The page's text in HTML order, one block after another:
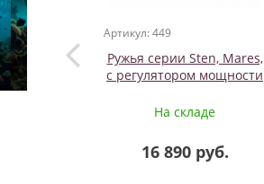
Артикул: 449
Ружья серии Sten, Mares,
с регулятором мощности
На складе
16 890 руб.